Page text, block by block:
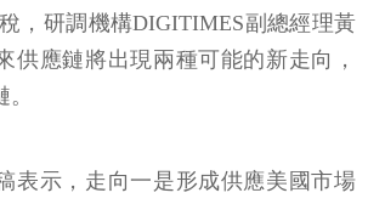
，研調機構DIGITIMES副總經理黃
供應鏈將出現兩種可能的新走向，
表示，走向一是形成供應美國市場